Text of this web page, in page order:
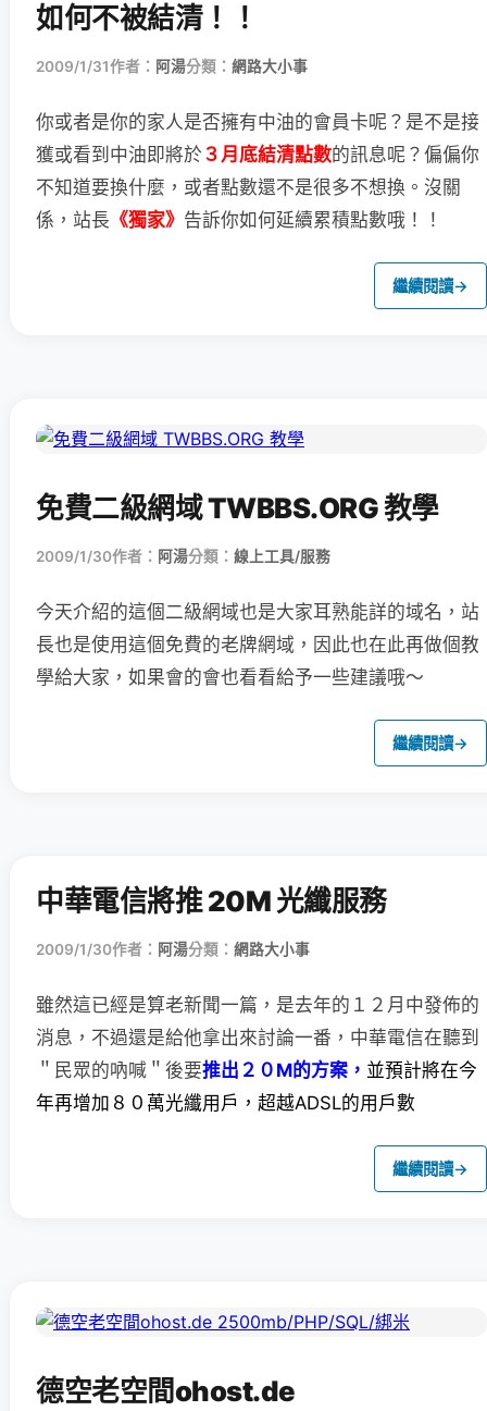
如何不被結清！！
2009/1/31作者： 阿湯分類： 網路大小事
你或者是你的家人是否擁有中油的會員卡呢？ 是不是接
獲或看到中油即將於 ３月底結清點數的訊息呢？ 偏偏你
不知道要換什麼，或者點數還不是很多不想換。 沒關
係，站長 《獨家》 告訴你如何延續累積點數哦！！
繼續閱讀→
免費二級網域 TWBBS.ORG 教學
2009/1/30作者： 阿湯分類： 線上工具/服務
今天介紹的這個二級網域也是大家耳熟能詳的域名，站
長也是使用這個免費的老牌網域，因此也在此再做個教
學給大家，如果會的會也看看給予一些建議哦～
繼續閱讀→
中華電信將推 20M 光纖服務
2009/1/30作者： 阿湯分類： 網路大小事
雖然這已經是算老新聞一篇，是去年的１２月中發佈的
消息， 不過還是給他拿出來討論一番，中華電信在聽到
＂民眾的吶喊＂後要推出２０M的方案， 並預計將在今
年再增加８０萬光纖用戶，超越ADSL的用戶數
繼續閱讀→
德空老空間ohost.de